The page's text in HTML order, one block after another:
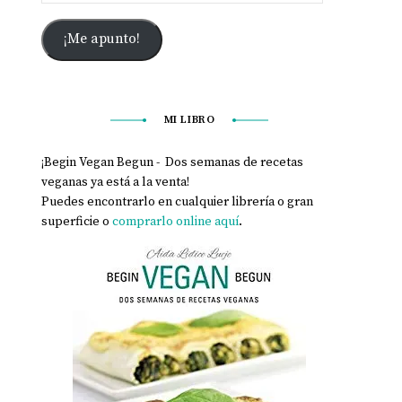
¡Me apunto!
MI LIBRO
¡Begin Vegan Begun - Dos semanas de recetas
veganas ya está a la venta!
Puedes encontrarlo en cualquier librería o gran
superficie o comprarlo online aquí.